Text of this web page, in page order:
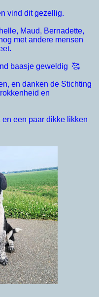
vind dit gezellig.
Maud, Bernadette,
met andere mensen
baasje geweldig 🥰
en danken de Stichting
en
een paar dikke likken